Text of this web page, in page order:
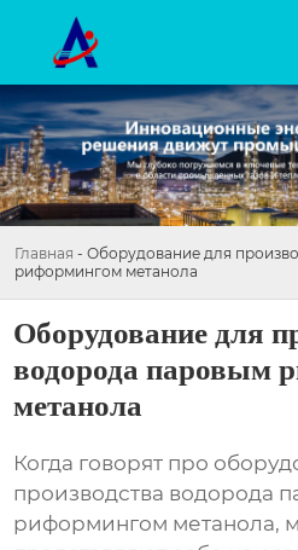
Главная - Оборудование для
риформингом метанола
Оборудование для
водорода паровым
метанола
Когда говорят про
производства водорода
риформингом метанола,